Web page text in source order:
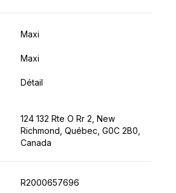
Maxi
Maxi
Détail
124 132 Rte O Rr 2, New
Richmond, Québec, G0C 2B0,
Canada
R2000657696